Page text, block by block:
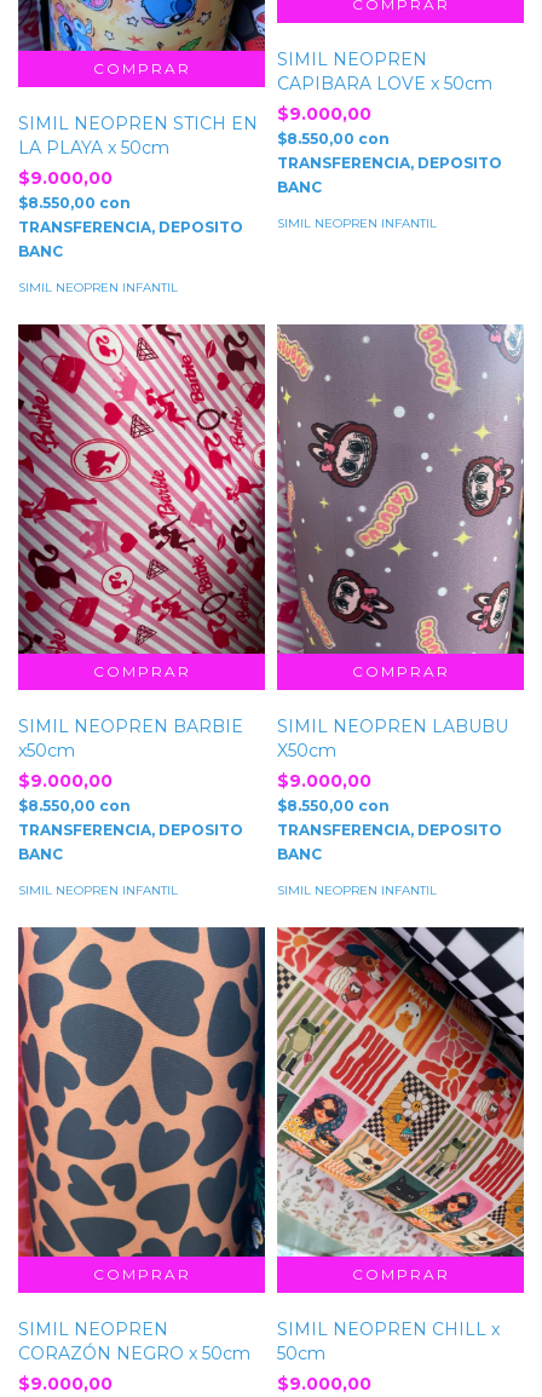
SIMIL NEOPREN STICH EN
LA PLAYA x 50cm
$9.000,00
$8.550,00 con
TRANSFERENCIA, DEPOSITO
BANC
SIMIL NEOPREN INFANTIL
SIMIL NEOPREN
CAPIBARA LOVE x 50cm
$9.000,00
$8.550,00 con
TRANSFERENCIA, DEPOSITO
BANC
SIMIL NEOPREN INFANTIL
SIMIL NEOPREN BARBIE
x50cm
$9.000,00
$8.550,00 con
TRANSFERENCIA, DEPOSITO
BANC
SIMIL NEOPREN INFANTIL
SIMIL NEOPREN LABUBU
X50cm
$9.000,00
$8.550,00 con
TRANSFERENCIA, DEPOSITO
BANC
SIMIL NEOPREN INFANTIL
SIMIL NEOPREN
CORAZÓN NEGRO x 50cm
$9.000,00
SIMIL NEOPREN CHILL x
50cm
$9.000,00